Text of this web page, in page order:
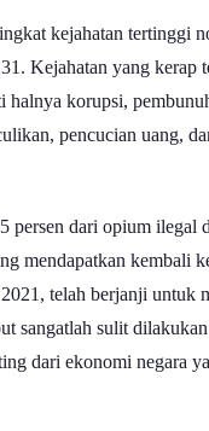
kejahatan tertinggi
Kejahatan yang kerap
halnya korupsi,
pencucian uang,
persen dari opium ilegal
mendapatkan kembali
telah berjanji untuk
sangatlah sulit
dari ekonomi negara